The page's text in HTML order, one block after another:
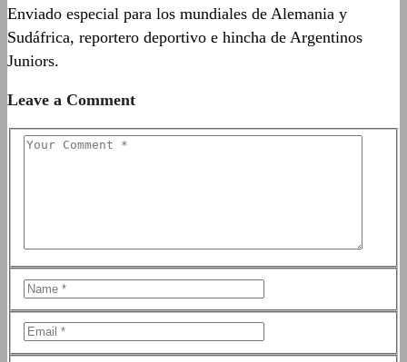
Enviado especial para los mundiales de Alemania y
Sudáfrica, reportero deportivo e hincha de Argentinos
Juniors.
Leave a Comment